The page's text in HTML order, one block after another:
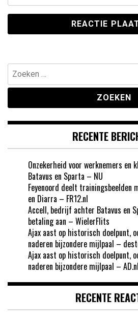
Zoeken
naar:
RECENTE
Onzekerheid voor werknemers en
Batavus en Sparta – NU
Feyenoord deelt trainingsbeelden
en Diarra – FR12.nl
Accell, bedrijf achter Batavus en
betaling aan – WielerFlits
Ajax aast op historisch doelpunt,
naderen bijzondere mijlpaal –
Ajax aast op historisch doelpunt,
naderen bijzondere mijlpaal – AD.nl
RECENTE